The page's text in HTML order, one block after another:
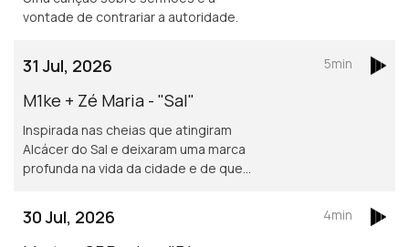
vontade de contrariar a autoridade.
31 Jul, 2026
M1ke + Zé Maria - "Sal"
Inspirada nas cheias que atingiram
Alcácer do Sal e deixaram uma marca
profunda na vida da cidade e de quem
5min
30 Jul, 2026
4min